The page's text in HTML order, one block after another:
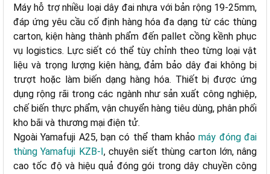
Máy hỗ trợ nhiều loại dây đai nhựa với bản rộng 19-25mm,
đáp ứng yêu cầu cố định hàng hóa đa dạng từ các thùng
carton, kiện hàng thành phẩm đến pallet cồng kềnh phục
vụ logistics. Lực siết có thể tùy chỉnh theo từng loại vật
liệu và trọng lượng kiện hàng, đảm bảo dây đai không bị
trượt hoặc làm biến dạng hàng hóa. Thiết bị được ứng
dụng rộng rãi trong các ngành như sản xuất công nghiệp,
chế biến thực phẩm, vận chuyển hàng tiêu dùng, phân phối
kho bãi và thương mại điện tử.
Ngoài Yamafuji A25, bạn có thể tham khảomáy đóng đai
thùng Yamafuji KZB-I , chuyên siết thùng carton lớn, nâng
cao tốc độ và hiệu quả đóng gói trong dây chuyền công